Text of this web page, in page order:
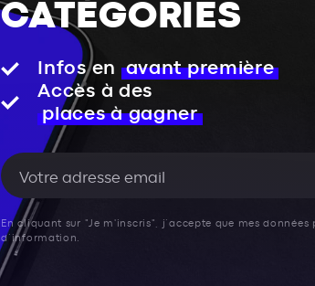
CATÉGORIES
Infos en avant première
Accès à des
places à gagner
En cliquant sur "Je m'inscris", j’accepte que mes
d’information.